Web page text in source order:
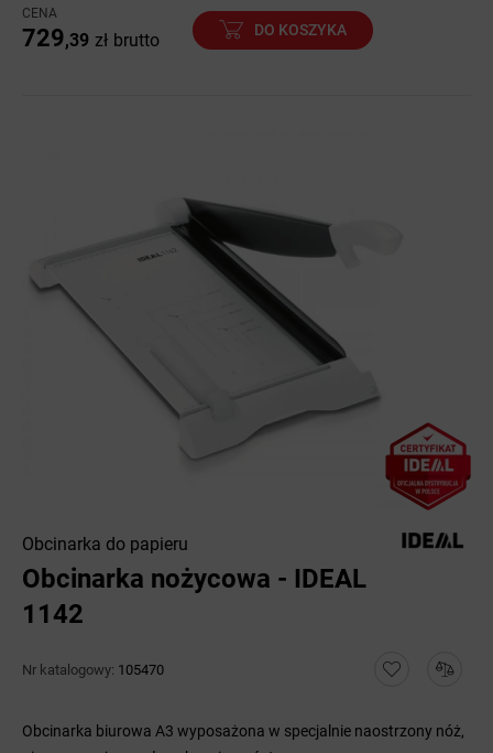
CENA
729,39 zł brutto
DO KOSZYKA
Obcinarka do papieru
Obcinarka nożycowa - IDEAL
1142
Nr katalogowy: 105470
Obcinarka biurowa A3 wyposażona w specjalnie naostrzony nóż,